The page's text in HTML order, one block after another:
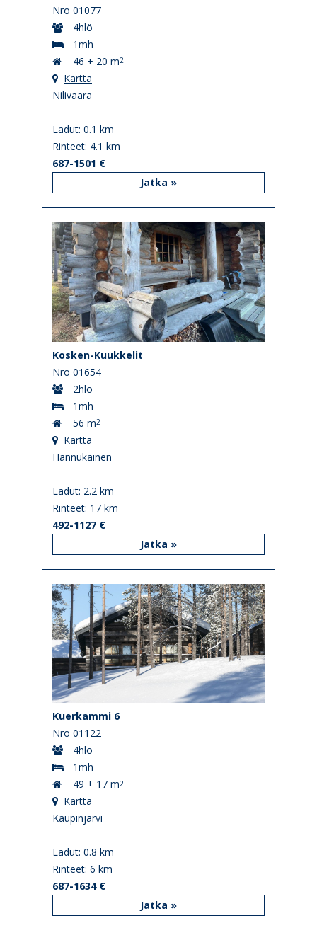
Nro 01077
4hlö
1mh
46 + 20 m2
Kartta
Nilivaara
Ladut: 0.1 km
Rinteet: 4.1 km
687-1501 €
Jatka »
Kosken-Kuukkelit
Nro 01654
2hlö
1mh
56 m2
Kartta
Hannukainen
Ladut: 2.2 km
Rinteet: 17 km
492-1127 €
Jatka »
Kuerkammi 6
Nro 01122
4hlö
1mh
49 + 17 m2
Kartta
Kaupinjärvi
Ladut: 0.8 km
Rinteet: 6 km
687-1634 €
Jatka »